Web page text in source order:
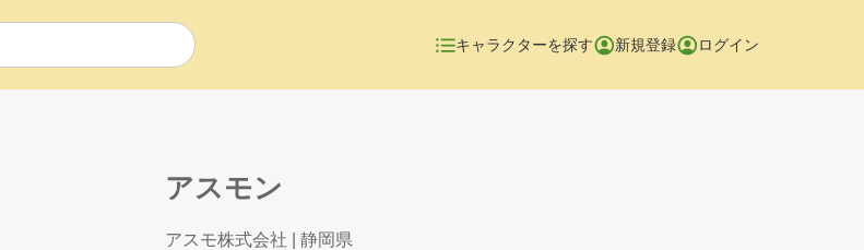
キャラクターを探す 新規登録 ログイン
アスモン
アスモ株式会社 | 静岡県